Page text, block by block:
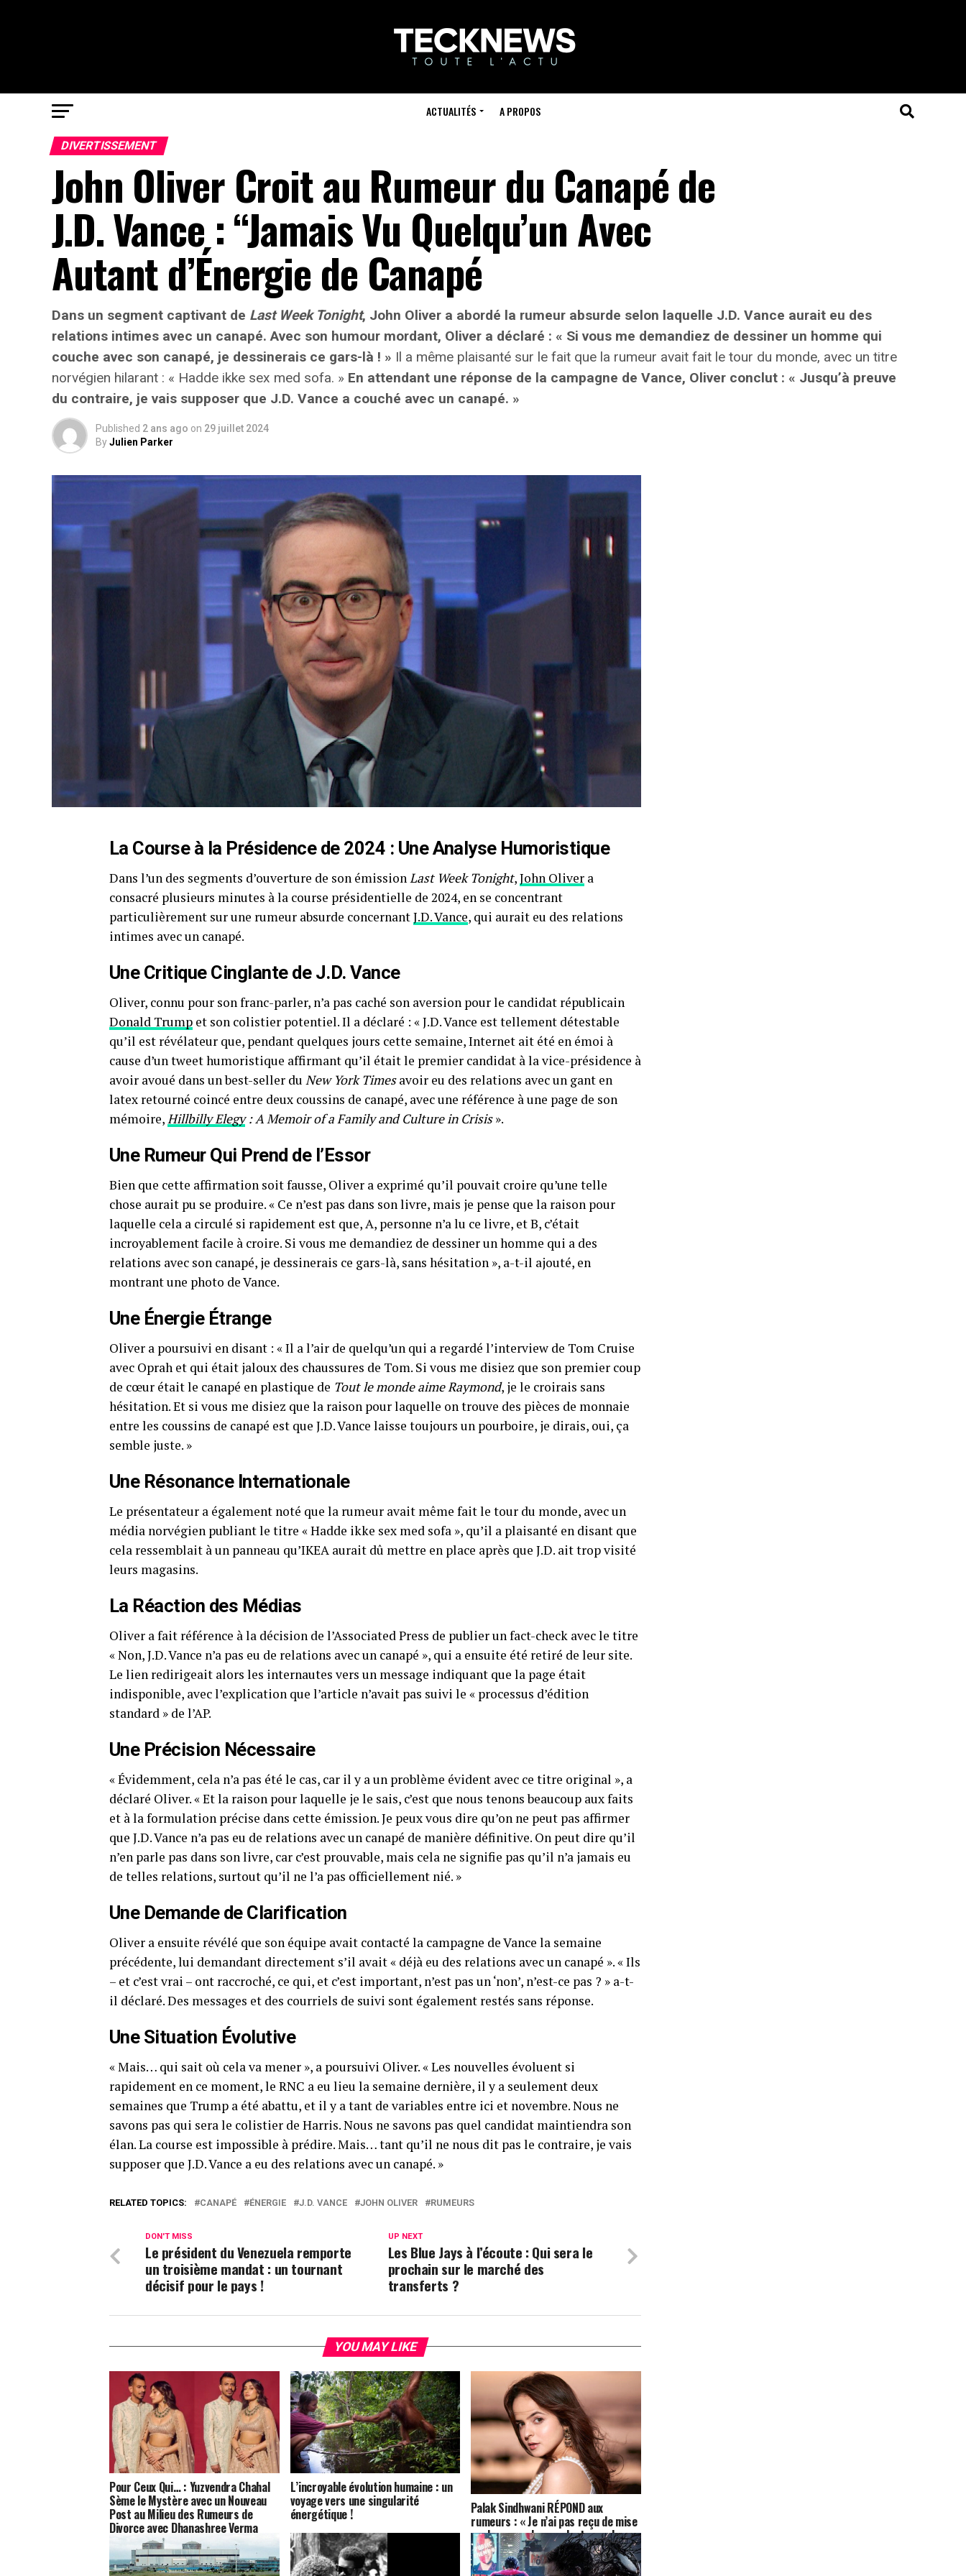
ACTUALITÉS A PROPOS
DIVERTISSEMENT
John Oliver Croit au Rumeur du Canapé de
J.D. Vance : “Jamais Vu Quelqu’un Avec
Autant d’Énergie de Canapé
Dans un segment captivant de Last Week Tonight, John Oliver a abordé la rumeur absurde selon laquelle J.D. Vance aurait eu des
relations intimes avec un canapé. Avec son humour mordant, Oliver a déclaré : « Si vous me demandiez de dessiner un homme qui
couche avec son canapé, je dessinerais ce gars-là ! » Il a même plaisanté sur le fait que la rumeur avait fait le tour du monde, avec un titre
norvégien hilarant : « Hadde ikke sex med sofa. » En attendant une réponse de la campagne de Vance, Oliver conclut : « Jusqu’à preuve
du contraire, je vais supposer que J.D. Vance a couché avec un canapé. »
Published 2 ans ago on 29 juillet 2024
ByJulien Parker
La Course à la Présidence de 2024 : Une Analyse Humoristique
Dans l’un des segments d’ouverture de son émissionLast Week Tonight,John Oliver a
consacré plusieurs minutes à la course présidentielle de 2024, en se concentrant
particulièrement sur une rumeur absurde concernantJ.D. Vance, qui aurait eu des relations
intimes avec un canapé.
Une Critique Cinglante de J.D. Vance
Oliver, connu pour son franc-parler, n’a pas caché son aversion pour le candidat républicain
Donald Trump et son colistier potentiel. Il a déclaré : « J.D. Vance est tellement détestable
qu’il est révélateur que, pendant quelques jours cette semaine, Internet ait été en émoi à
cause d’un tweet humoristique affirmant qu’il était le premier candidat à la vice-présidence à
avoir avoué dans un best-seller du New York Timesavoir eu des relations avec un gant en
latex retourné coincé entre deux coussins de canapé, avec une référence à une page de son
mémoire,Hillbilly Elegy: A Memoir of a Family and Culture in Crisis».
Une Rumeur Qui Prend de l’Essor
Bien que cette affirmation soit fausse, Oliver a exprimé qu’il pouvait croire qu’une telle
chose aurait pu se produire. « Ce n’est pas dans son livre, mais je pense que la raison pour
laquelle cela a circulé si rapidement est que, A, personne n’a lu ce livre, et B, c’était
incroyablement facile à croire. Si vous me demandiez de dessiner un homme qui a des
relations avec son canapé, je dessinerais ce gars-là, sans hésitation », a-t-il ajouté, en
montrant une photo de Vance.
Une Énergie Étrange
Oliver a poursuivi en disant : « Il a l’air de quelqu’un qui a regardé l’interview de Tom Cruise
avec Oprah et qui était jaloux des chaussures de Tom. Si vous me disiez que son premier coup
de cœur était le canapé en plastique de Tout le monde aime Raymond, je le croirais sans
hésitation. Et si vous me disiez que la raison pour laquelle on trouve des pièces de monnaie
entre les coussins de canapé est que J.D. Vance laisse toujours un pourboire, je dirais, oui, ça
semble juste. »
Une Résonance Internationale
Le présentateur a également noté que la rumeur avait même fait le tour du monde, avec un
média norvégien publiant le titre « Hadde ikke sex med sofa », qu’il a plaisanté en disant que
cela ressemblait à un panneau qu’IKEA aurait dû mettre en place après que J.D. ait trop visité
leurs magasins.
La Réaction des Médias
Oliver a fait référence à la décision de l’Associated Press de publier un fact-check avec le titre
« Non, J.D. Vance n’a pas eu de relations avec un canapé », qui a ensuite été retiré de leur site.
Le lien redirigeait alors les internautes vers un message indiquant que la page était
indisponible, avec l’explication que l’article n’avait pas suivi le « processus d’édition
standard » de l’AP.
Une Précision Nécessaire
« Évidemment, cela n’a pas été le cas, car il y a un problème évident avec ce titre original », a
déclaré Oliver. « Et la raison pour laquelle je le sais, c’est que nous tenons beaucoup aux faits
et à la formulation précise dans cette émission. Je peux vous dire qu’on ne peut pas affirmer
que J.D. Vance n’a pas eu de relations avec un canapé de manière définitive. On peut dire qu’il
n’en parle pas dans son livre, car c’est prouvable, mais cela ne signifie pas qu’il n’a jamais eu
de telles relations, surtout qu’il ne l’a pas officiellement nié. »
Une Demande de Clarification
Oliver a ensuite révélé que son équipe avait contacté la campagne de Vance la semaine
précédente, lui demandant directement s’il avait « déjà eu des relations avec un canapé ». « Ils
– et c’est vrai – ont raccroché, ce qui, et c’est important, n’est pas un ‘non’, n’est-ce pas ? » a-t-
il déclaré. Des messages et des courriels de suivi sont également restés sans réponse.
Une Situation Évolutive
« Mais… qui sait où cela va mener », a poursuivi Oliver. « Les nouvelles évoluent si
rapidement en ce moment, le RNC a eu lieu la semaine dernière, il y a seulement deux
semaines que Trump a été abattu, et il y a tant de variables entre ici et novembre. Nous ne
savons pas qui sera le colistier de Harris. Nous ne savons pas quel candidat maintiendra son
élan. La course est impossible à prédire. Mais… tant qu’il ne nous dit pas le contraire, je vais
supposer que J.D. Vance a eu des relations avec un canapé. »
RELATED TOPICS: CANAPÉ ÉNERGIE J.D. VANCE JOHN OLIVER RUMEURS
UP NEXT
Les Blue Jays à l’écoute : Qui sera le
prochain sur le marché des
transferts ?
DON'T MISS
Le président du Venezuela remporte
un troisième mandat : un tournant
décisif pour le pays !
YOU MAY LIKE
Pour Ceux Qui… : Yuzvendra Chahal
Sème le Mystère avec un Nouveau
Post au Milieu des Rumeurs de
Divorce avec Dhanashree Verma
L’incroyable évolution humaine : un
voyage vers une singularité
énergétique ! Palak Sindhwani RÉPOND aux
rumeurs : « Je n’ai pas reçu de mise
en demeure des producteurs de
TMKOC, cela nuit à ma santé
mentale !